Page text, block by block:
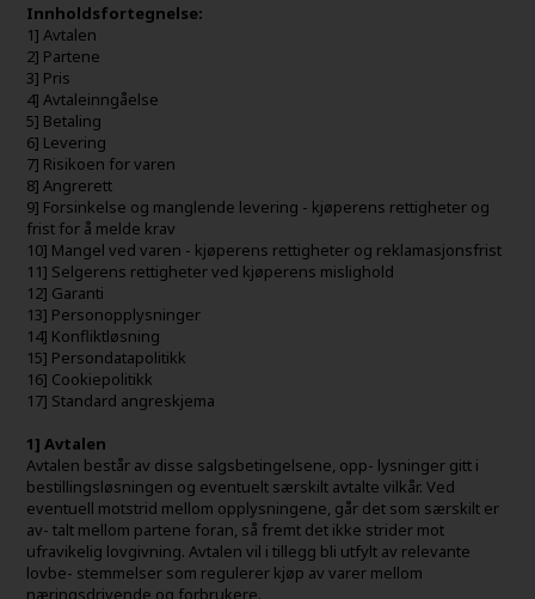
Innholdsfortegnelse:
1] Avtalen
2] Partene
3] Pris
4] Avtaleinngåelse
5] Betaling
6] Levering
7] Risikoen for varen
8] Angrerett
9] Forsinkelse og manglende levering - kjøperens rettigheter og
frist for å melde krav
10] Mangel ved varen - kjøperens rettigheter og reklamasjonsfrist
11] Selgerens rettigheter ved kjøperens mislighold
12] Garanti
13] Personopplysninger
14] Konfliktløsning
15] Persondatapolitikk
16] Cookiepolitikk
17] Standard angreskjema
1] Avtalen
Avtalen består av disse salgsbetingelsene, opp- lysninger gitt i
bestillingsløsningen og eventuelt særskilt avtalte vilkår. Ved
eventuell motstrid mellom opplysningene, går det som særskilt er
av- talt mellom partene foran, så fremt det ikke strider mot
ufravikelig lovgivning. Avtalen vil i tillegg bli utfylt av relevante
lovbe- stemmelser som regulerer kjøp av varer mellom
næringsdrivende og forbrukere.